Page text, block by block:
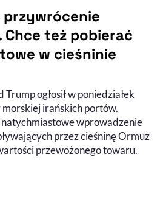
przywrócenie
też pobierać
w cieśninie
ogłosił w poniedziałek
irańskich portów.
wprowadzenie
przez cieśninę Ormuz
przewożonego towaru.